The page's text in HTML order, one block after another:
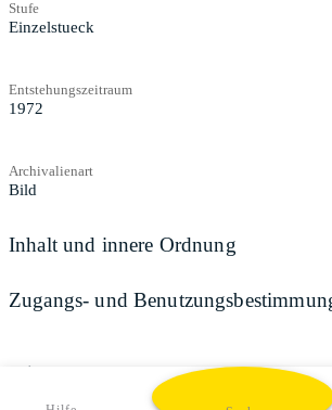
Stufe
Einzelstueck
Entstehungszeitraum
1972
Archivalienart
Bild
Inhalt und innere Ordnung
Zugangs- und
Teilen